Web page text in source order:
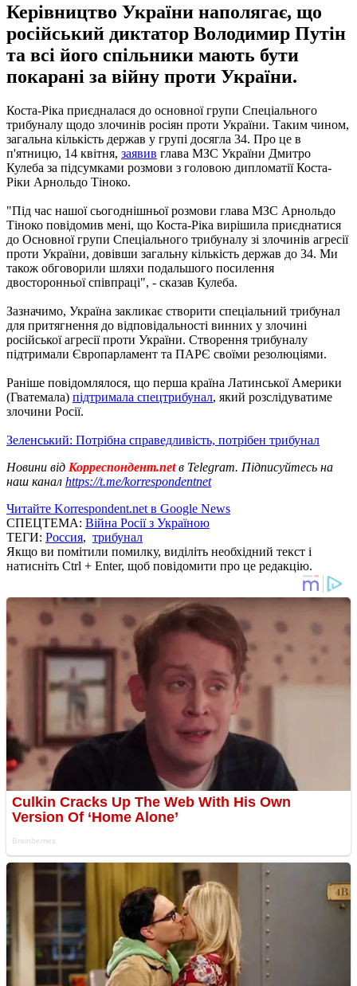
Керівництво України наполягає, що
російський диктатор Володимир Путін
та всі його спільники мають бути
покарані за війну проти України.
Коста-Ріка приєдналася до основної групи Спеціального
трибуналу щодо злочинів росіян проти України. Таким чином,
загальна кількість держав у групі досягла 34. Про це в
п'ятницю, 14 квітня, заявив глава МЗС України Дмитро
Кулеба за підсумками розмови з головою дипломатії Коста-
Ріки Арнольдо Тіноко.
"Під час нашої сьогоднішньої розмови глава МЗС Арнольдо
Тіноко повідомив мені, що Коста-Ріка вирішила приєднатися
до Основної групи Спеціального трибуналу зі злочинів агресії
проти України, довівши загальну кількість держав до 34. Ми
також обговорили шляхи подальшого посилення
двосторонньої співпраці", - сказав Кулеба.
Зазначимо, Україна закликає створити спеціальний трибунал
для притягнення до відповідальності винних у злочині
російської агресії проти України. Створення трибуналу
підтримали Європарламент та ПАРЄ своїми резолюціями.
Раніше повідомлялося, що перша країна Латинської Америки
(Гватемала) підтримала спецтрибунал, який розслідуватиме
злочини Росії.
Зеленський: Потрібна справедливість, потрібен трибунал
Новини від Корреспондент.netв Telegram. Підписуйтесь на
наш канал https://t.me/korrespondentnet
Читайте Korrespondent.net в Google News
СПЕЦТЕМА: Війна Росії з Україною
ТЕГИ: Россия, трибунал
Якщо ви помітили помилку, виділіть необхідний текст і
натисніть Ctrl + Enter, щоб повідомити про це редакцію.